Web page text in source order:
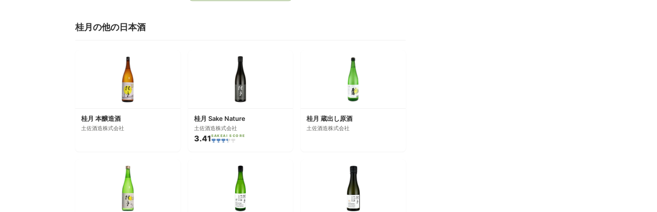
桂月の他の日本酒
桂月 本醸造酒
土佐酒造株式会社
桂月 Sake Nature
土佐酒造株式会社
3.41SAKEAI SCORE
桂月 蔵出し原酒
土佐酒造株式会社